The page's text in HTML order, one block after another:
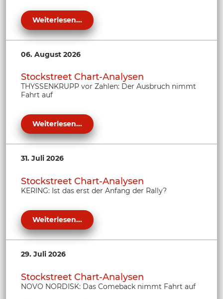
Weiterlesen...
06. August 2026
Stockstreet Chart-Analysen
THYSSENKRUPP vor Zahlen: Der Ausbruch nimmt
Fahrt auf
Weiterlesen...
31. Juli 2026
Stockstreet Chart-Analysen
KERING: Ist das erst der Anfang der Rally?
Weiterlesen...
29. Juli 2026
Stockstreet Chart-Analysen
NOVO NORDISK: Das Comeback nimmt Fahrt auf